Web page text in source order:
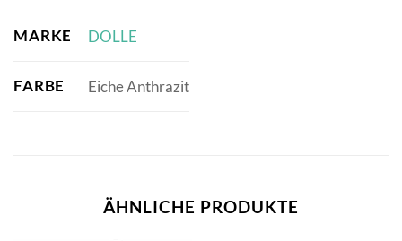
MARKE DOLLE
FARBE Eiche Anthrazit
ÄHNLICHE PRODUKTE